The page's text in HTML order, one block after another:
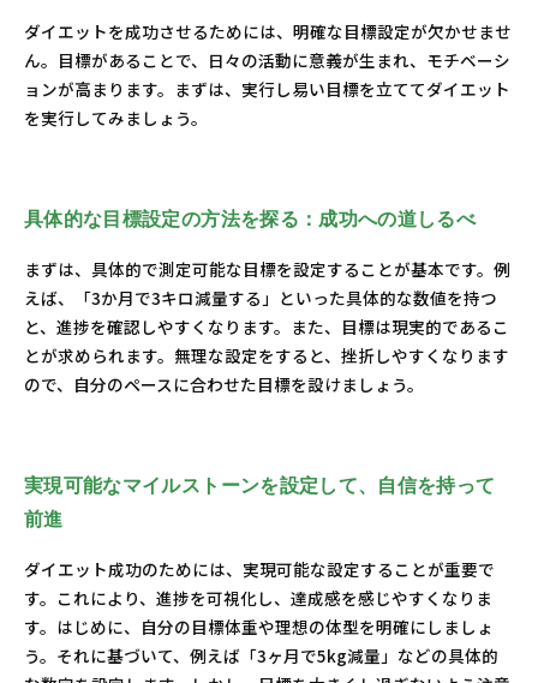
ダイエットを成功させるためには、明確な目標設定が欠かせませ
ん。目標があることで、日々の活動に意義が生まれ、モチベーシ
ョンが高まります。まずは、実行し易い目標を立ててダイエット
を実行してみましょう。
具体的な目標設定の方法を探る：成功への道しるべ
まずは、具体的で測定可能な目標を設定することが基本です。例
えば、「3か月で3キロ減量する」といった具体的な数値を持つ
と、進捗を確認しやすくなります。また、目標は現実的であるこ
とが求められます。無理な設定をすると、挫折しやすくなります
ので、自分のペースに合わせた目標を設けましょう。
実現可能なマイルストーンを設定して、自信を持って
前進
ダイエット成功のためには、実現可能な設定することが重要で
す。これにより、進捗を可視化し、達成感を感じやすくなりま
す。はじめに、自分の目標体重や理想の体型を明確にしましょ
う。それに基づいて、例えば「3ヶ月で5kg減量」などの具体的